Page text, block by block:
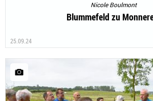
Nicole Boulmont
Blummefeld zu
25.09.24